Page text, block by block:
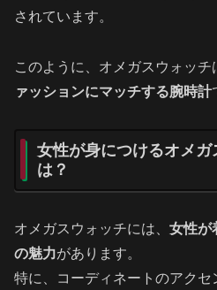
されています。
このように、オメガスウォッチ
ァッションにマッチする腕時計
女性が身につけるオメガ
は？
オメガスウォッチには、 女性が
の魅力があります。
特に、コーディネートのアク